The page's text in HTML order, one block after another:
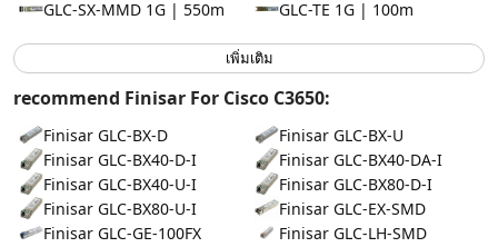
GLC-SX-MMD 1G | 550m
GLC-TE 1G | 100m
เพิ่มเติม
recommend Finisar For Cisco C3650:
Finisar GLC-BX-D
Finisar GLC-BX-U
Finisar GLC-BX40-D-I
Finisar GLC-BX40-DA-I
Finisar GLC-BX40-U-I
Finisar GLC-BX80-D-I
Finisar GLC-BX80-U-I
Finisar GLC-EX-SMD
Finisar GLC-GE-100FX
Finisar GLC-LH-SMD